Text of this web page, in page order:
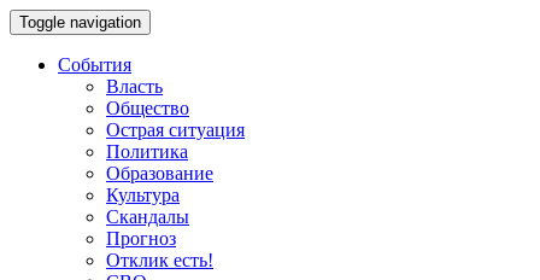
Toggle navigation
События
Власть
Общество
Острая ситуация
Политика
Образование
Культура
Скандалы
Прогноз
Отклик есть!